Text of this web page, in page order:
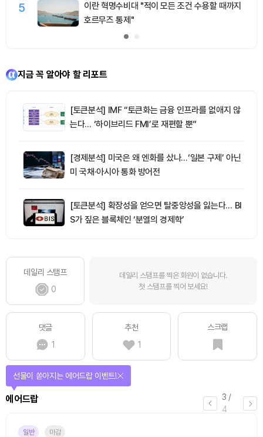
5
이란 혁명수비대 "적이 모든 조건 수용할 때까지
호르무즈 통제"
지금 꼭 알아야 할 리포트
[토큰분석] IMF “토큰화는 금융 인프라를 없애지 않
는다… ‘하이브리드 FMI’로 재편할 뿐”
[경제분석] 미국은 왜 엔화를 샀나…‘일본 구제’ 아닌
미 국채·아시아 통화 방어전
[토큰분석] 확장성을 얻으면 탈중앙성을 잃는다… BI
S가 짚은 블록체인 ‘분열의 경제학’
데일리 스탬프
0
데일리 스탬프를 찍은 회원이 없습니다.
첫 스탬프를 찍어 보세요!
댓글
1
추천
1
스크랩
3 /
4
에어드랍
선물이 쏟아지는 에어드랍 이벤트!
일반 마감